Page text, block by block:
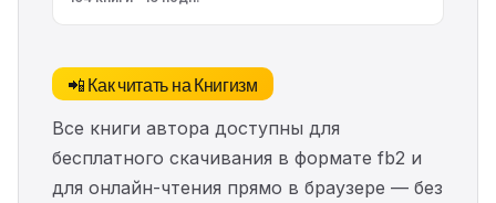
📲 Как читать на Книгизм
Все книги автора доступны для
бесплатного скачивания в формате fb2 и
для онлайн-чтения прямо в браузере — без